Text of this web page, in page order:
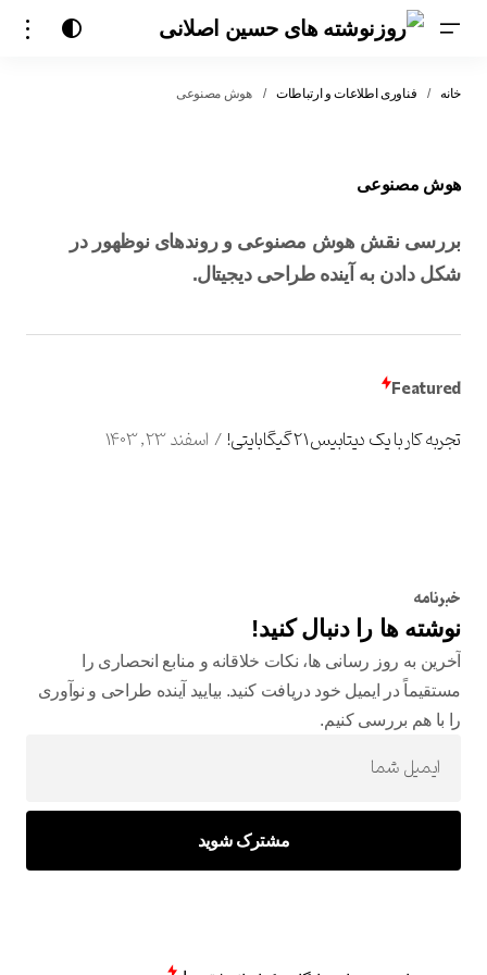
خانه فناوری اطلاعات و ارتباطات هوش مصنوعی
هوش مصنوعی
بررسی نقش هوش مصنوعی و روندهای نوظهور در
شکل دادن به آینده طراحی دیجیتال.
Featured
تجربه کار با یک دیتابیس 21 گیگابایتی! اسفند 23, 1403
خبرنامه
نوشته ها را دنبال کنید!
آخرین به روز رسانی ها، نکات خلاقانه و منابع انحصاری را
مستقیماً در ایمیل خود دریافت کنید. بیایید آینده طراحی و نوآوری
را با هم بررسی کنیم.
مشترک شوید